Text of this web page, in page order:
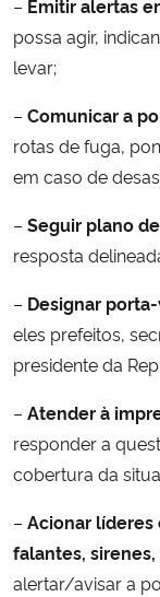
– Emitir alertas
possa agir,
levar;
– Comunicar a
rotas de fuga,
em caso de
– Seguir plano
resposta
– Designar
eles prefeitos,
presidente da
– Atender à
responder a
cobertura da
– Acionar líderes
falantes,
alertar/avisar a